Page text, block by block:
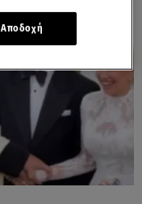
Αποδοχή